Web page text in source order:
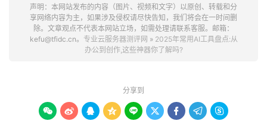
声明：本网站发布的内容（图片、视频和文字）以原创、转载和分
享网络内容为主，如果涉及侵权请尽快告知，我们将会在一时间删
除。文章观点不代表本网站立场，如需处理请联系客服。邮箱：
kefu@tfidc.cn。 专业云服务器测评网 » 2025年常用AI工具盘点:从
办公到创作,这些神器你了解吗?
分享到
        